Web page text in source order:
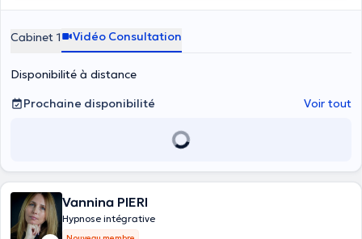
Cabinet 1 Vidéo Consultation
Disponibilité à distance
Prochaine disponibilité
Voir tout
Vannina PIERI
Hypnose intégrative